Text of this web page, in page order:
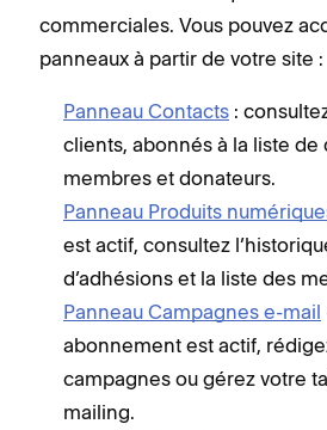
commerciales. Vous pouvez
panneaux à partir de votre site :
Panneau Contacts :
clients, abonnés à la liste de
membres et donateurs.
Panneau Produits
est actif, consultez
d’adhésions et la liste des
Panneau Campagnes e-mail
abonnement est actif,
campagnes ou gérez votre
mailing.